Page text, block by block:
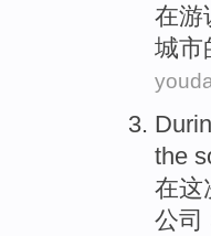
在游
城市
the
在这
公司